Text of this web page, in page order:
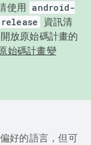
使用 android-
資訊清
放原始碼計畫的
始碼計畫變
好的語言，但可